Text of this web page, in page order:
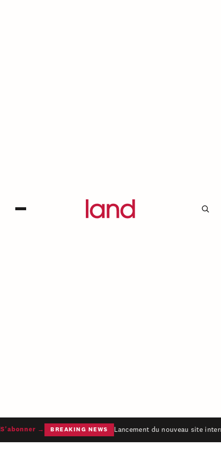
→ BREAKING NEWS Lancement du nouveau site